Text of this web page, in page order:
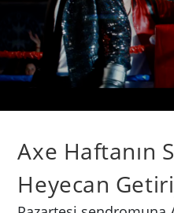
Axe Haftanın
Heyecan